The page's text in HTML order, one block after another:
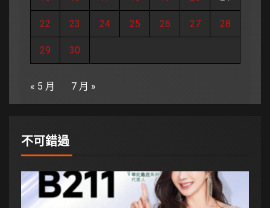
22 23 24 25 26 27 28
29 30
« 5 月 7 月 »
不可錯過